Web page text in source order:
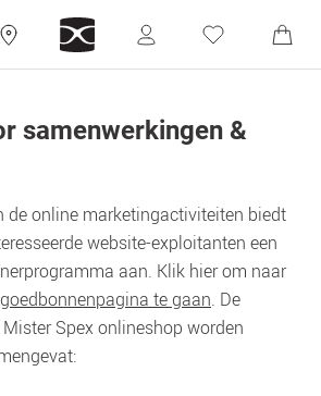
samenwerkingen &
de online marketingactiviteiten biedt
website-exploitanten een
aan. Klik hier om naar
te gaan. De
Spex onlineshop worden